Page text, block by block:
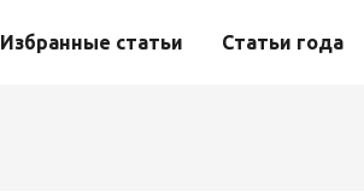
Избранные статьи Статьи года